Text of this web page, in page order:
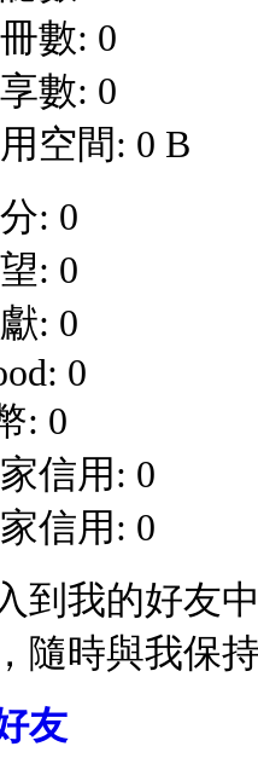
數: 0
數: 0
空間: 0 B
: 0
: 0
: 0
0
: 0
信用: 0
信用: 0
到我的好友
隨時與我保
友